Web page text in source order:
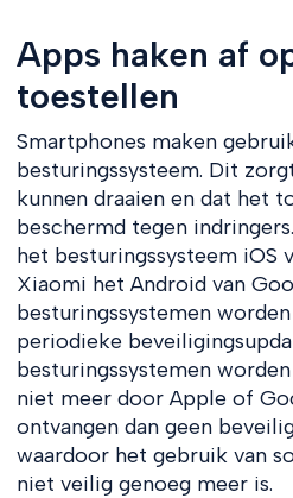
Apps haken af
toestellen
Smartphones maken
besturingssysteem. Dit
kunnen draaien en dat het
beschermd tegen
het besturingssysteem iOS
Xiaomi het Android van
besturingssystemen
periodieke
besturingssystemen
niet meer door Apple of
ontvangen dan geen
waardoor het gebruik van
niet veilig genoeg meer is.